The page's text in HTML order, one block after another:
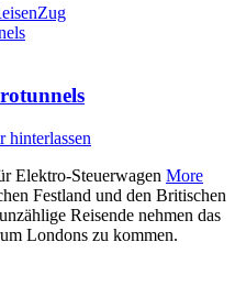
Zug
hinterlassen
Elektro-Steuerwagen More
Festland und den Britischen
Reisende nehmen das
Londons zu kommen.